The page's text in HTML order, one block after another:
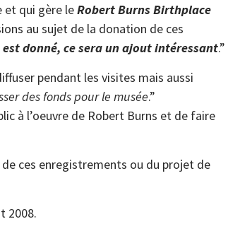
et qui gère leRobert Burns Birthplace
au sujet de la donation de ces
donné, ce sera un ajout intéressant.”
pendant les visites mais aussi
des fonds pour le musée.”
à l’oeuvre de Robert Burns et de faire
de ces enregistrements ou du projet de
2008.